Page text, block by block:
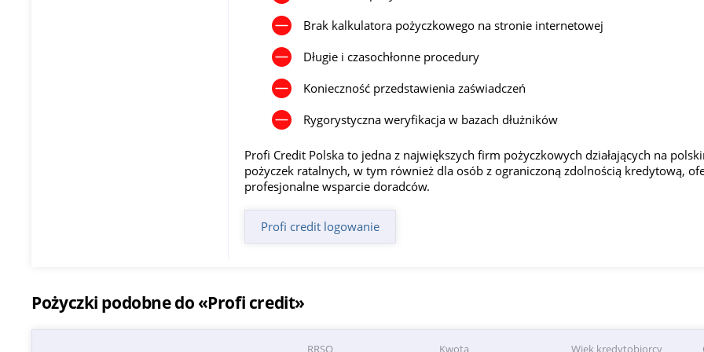
Brak kalkulatora pożyczkowego na stronie internetowej
Długie i czasochłonne procedury
Konieczność przedstawienia zaświadczeń
Rygorystyczna weryfikacja w bazach dłużników
Profi Credit Polska to jedna z największych firm pożyczkowych działających na
pożyczek ratalnych, w tym również dla osób z ograniczoną zdolnością kredytową,
profesjonalne wsparcie doradców.
Profi credit logowanie
Pożyczki podobne do «Profi credit»
RRSO Kwota Wiek kredytobiorcy